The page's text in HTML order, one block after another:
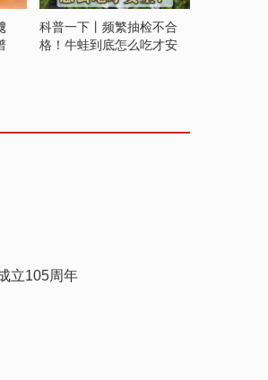
科普一下丨频繁抽检不合
格！牛蛙到底怎么吃才安
立105周年